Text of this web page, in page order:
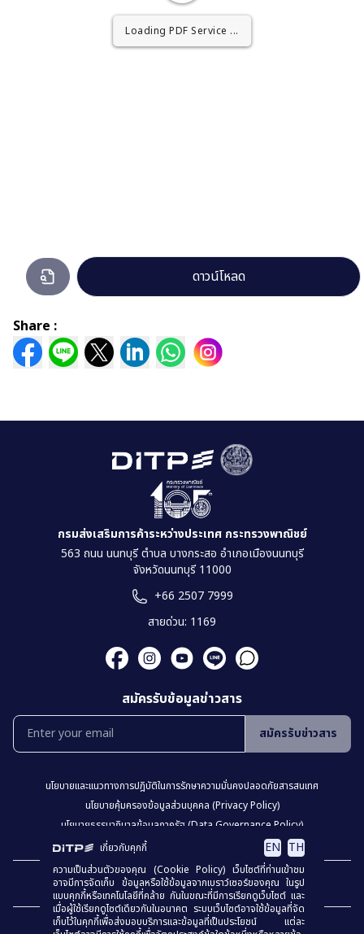
Loading PDF Worker ...
Loading PDF Service ...
แผน
ยุทธศาสตร์
ระยะ
5
ปี
ดาวน์โหลด
Share :
เกี่ยวกับคุกกี้ EN TH
ความเป็นส่วนตัวของคุณ (Cookie Policy) เว็บไซต์ที่ท่านเข้าชม
อาจมีการจัดเก็บ ข้อมูลหรือใช้ข้อมูลจากเบราว์เซอร์ของคุณ ในรูป
แบบคุกกี้หรือเทคโนโลยีที่คล้าย กันในขณะที่มีการเรียกดูเว็บไซต์ และ
เมื่อผู้ใช้เรียกดูไซต์เดียวกันในอนาคต ระบบเว็บไซต์อาจใช้ข้อมูลที่จัด
เก็บไว้ในคุกกี้เพื่อส่งมอบบริการและข้อมูลที่เป็นประโยชน์ แต่ละ
กรมส่งเสริมการค้าระหว่างประเทศ กระทรวงพาณิชย์
563 ถนน นนทบุรี ตำบล บางกระสอ อำเภอเมืองนนทบุรี
จังหวัดนนทบุรี 11000
+66 2507 7999
สายด่วน: 1169
สมัครรับข้อมูลข่าวสาร
สมัครรับข่าวสาร
นโยบายเเละเเนวทางการปฎิบัติในการรักษาความมั่นคงปลอดภัยสารสนเทศ
นโยบายคุ้มครองข้อมูลส่วนบุคคล (Privacy Policy)
นโยบายธรรมาภิบาลข้อมูลภาครัฐ (Data Governance Policy)
นโยบายเว็บไซต์ (Website Policy)
การปฏิเสธความรับผิด (Disclaimer)
เเผงผังเว็บไซต์